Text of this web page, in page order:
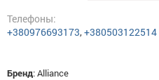
Телефоны:
+380976693173,+380503122514
Бренд:Alliance